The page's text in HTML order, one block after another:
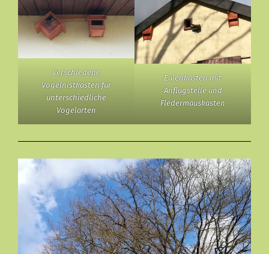
Verschiedene
Vogelnistkästen für
unterschiedliche
Vogelarten
Eulenkasten mit
Anflugstelle und
Fledermauskästen